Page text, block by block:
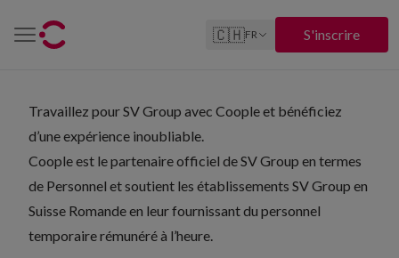
🇨🇭FR S'inscrire
Travaillez pour SV Group avec Coople et bénéficiez
d’une expérience inoubliable.
Coople est le partenaire officiel de SV Group en termes
de Personnel et soutient les établissements SV Group en
Suisse Romande en leur fournissant du personnel
temporaire rémunéré à l’heure.